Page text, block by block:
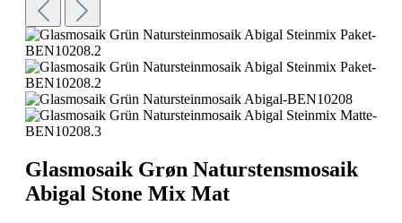
Glasmosaik Grøn Naturstensmosaik
Abigal Stone Mix Mat